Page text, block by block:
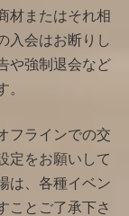
材またはそれ相
入会はお断りし
や強制退会など
。
フラインでの交
定をお願いして
は、各種イベン
ことご了承下さ